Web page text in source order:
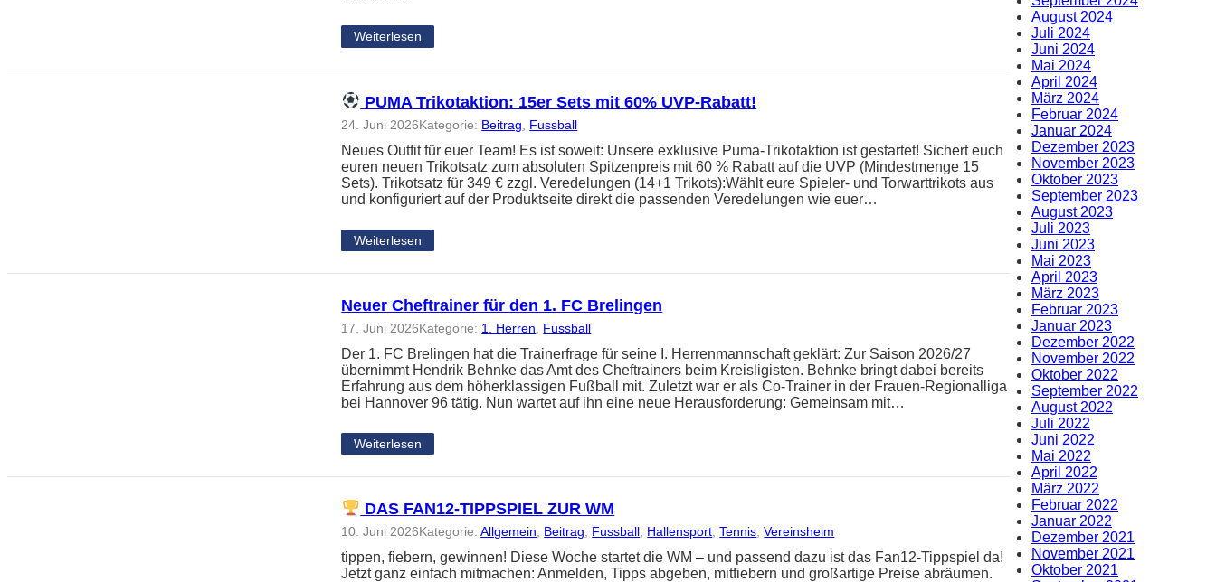
Weiterlesen
PUMA Trikotaktion: 15er Sets mit 60% UVP-Rabatt!
24. Juni 2026Kategorie: Beitrag Fussball
Neues Outfit für euer Team! Es ist soweit: Unsere exklusive Puma-Trikotaktion ist gestartet! Sichert euch
euren neuen Trikotsatz zum absoluten Spitzenpreis mit 60 % Rabatt auf die UVP (Mindestmenge 15
Sets). Trikotsatz für 349 € zzgl. Veredelungen (14+1 Trikots):Wählt eure Spieler- und Torwarttrikots aus
und konfiguriert auf der Produktseite direkt die passenden Veredelungen wie euer…
Weiterlesen
Neuer Cheftrainer für den 1. FC Brelingen
17. Juni 2026Kategorie: 1. Herren Fussball
Der 1. FC Brelingen hat die Trainerfrage für seine I. Herrenmannschaft geklärt: Zur Saison 2026/27
übernimmt Hendrik Behnke das Amt des Cheftrainers beim Kreisligisten. Behnke bringt dabei bereits
Erfahrung aus dem höherklassigen Fußball mit. Zuletzt war er als Co-Trainer in der Frauen-Regionalliga
bei Hannover 96 tätig. Nun wartet auf ihn eine neue Herausforderung: Gemeinsam mit…
Weiterlesen
DAS FAN12-TIPPSPIEL ZUR WM
10. Juni 2026Kategorie:Allgemein, Beitrag, Fussball, Hallensport, Tennis, Vereinsheim
tippen, fiebern, gewinnen! Diese Woche startet die WM – und passend dazu ist das Fan12-Tippspiel da!
Jetzt ganz einfach mitmachen: Anmelden, Tipps abgeben, mitfiebern und großartige Preise abräumen.
August 2024
Juli 2024
Juni 2024
Mai 2024
April 2024
März 2024
Februar 2024
Januar 2024
Dezember 2023
November 2023
Oktober 2023
September 2023
August 2023
Juli 2023
Juni 2023
Mai 2023
April 2023
März 2023
Februar 2023
Januar 2023
Dezember 2022
November 2022
Oktober 2022
September 2022
August 2022
Juli 2022
Juni 2022
Mai 2022
April 2022
März 2022
Februar 2022
Januar 2022
Dezember 2021
November 2021
Oktober 2021